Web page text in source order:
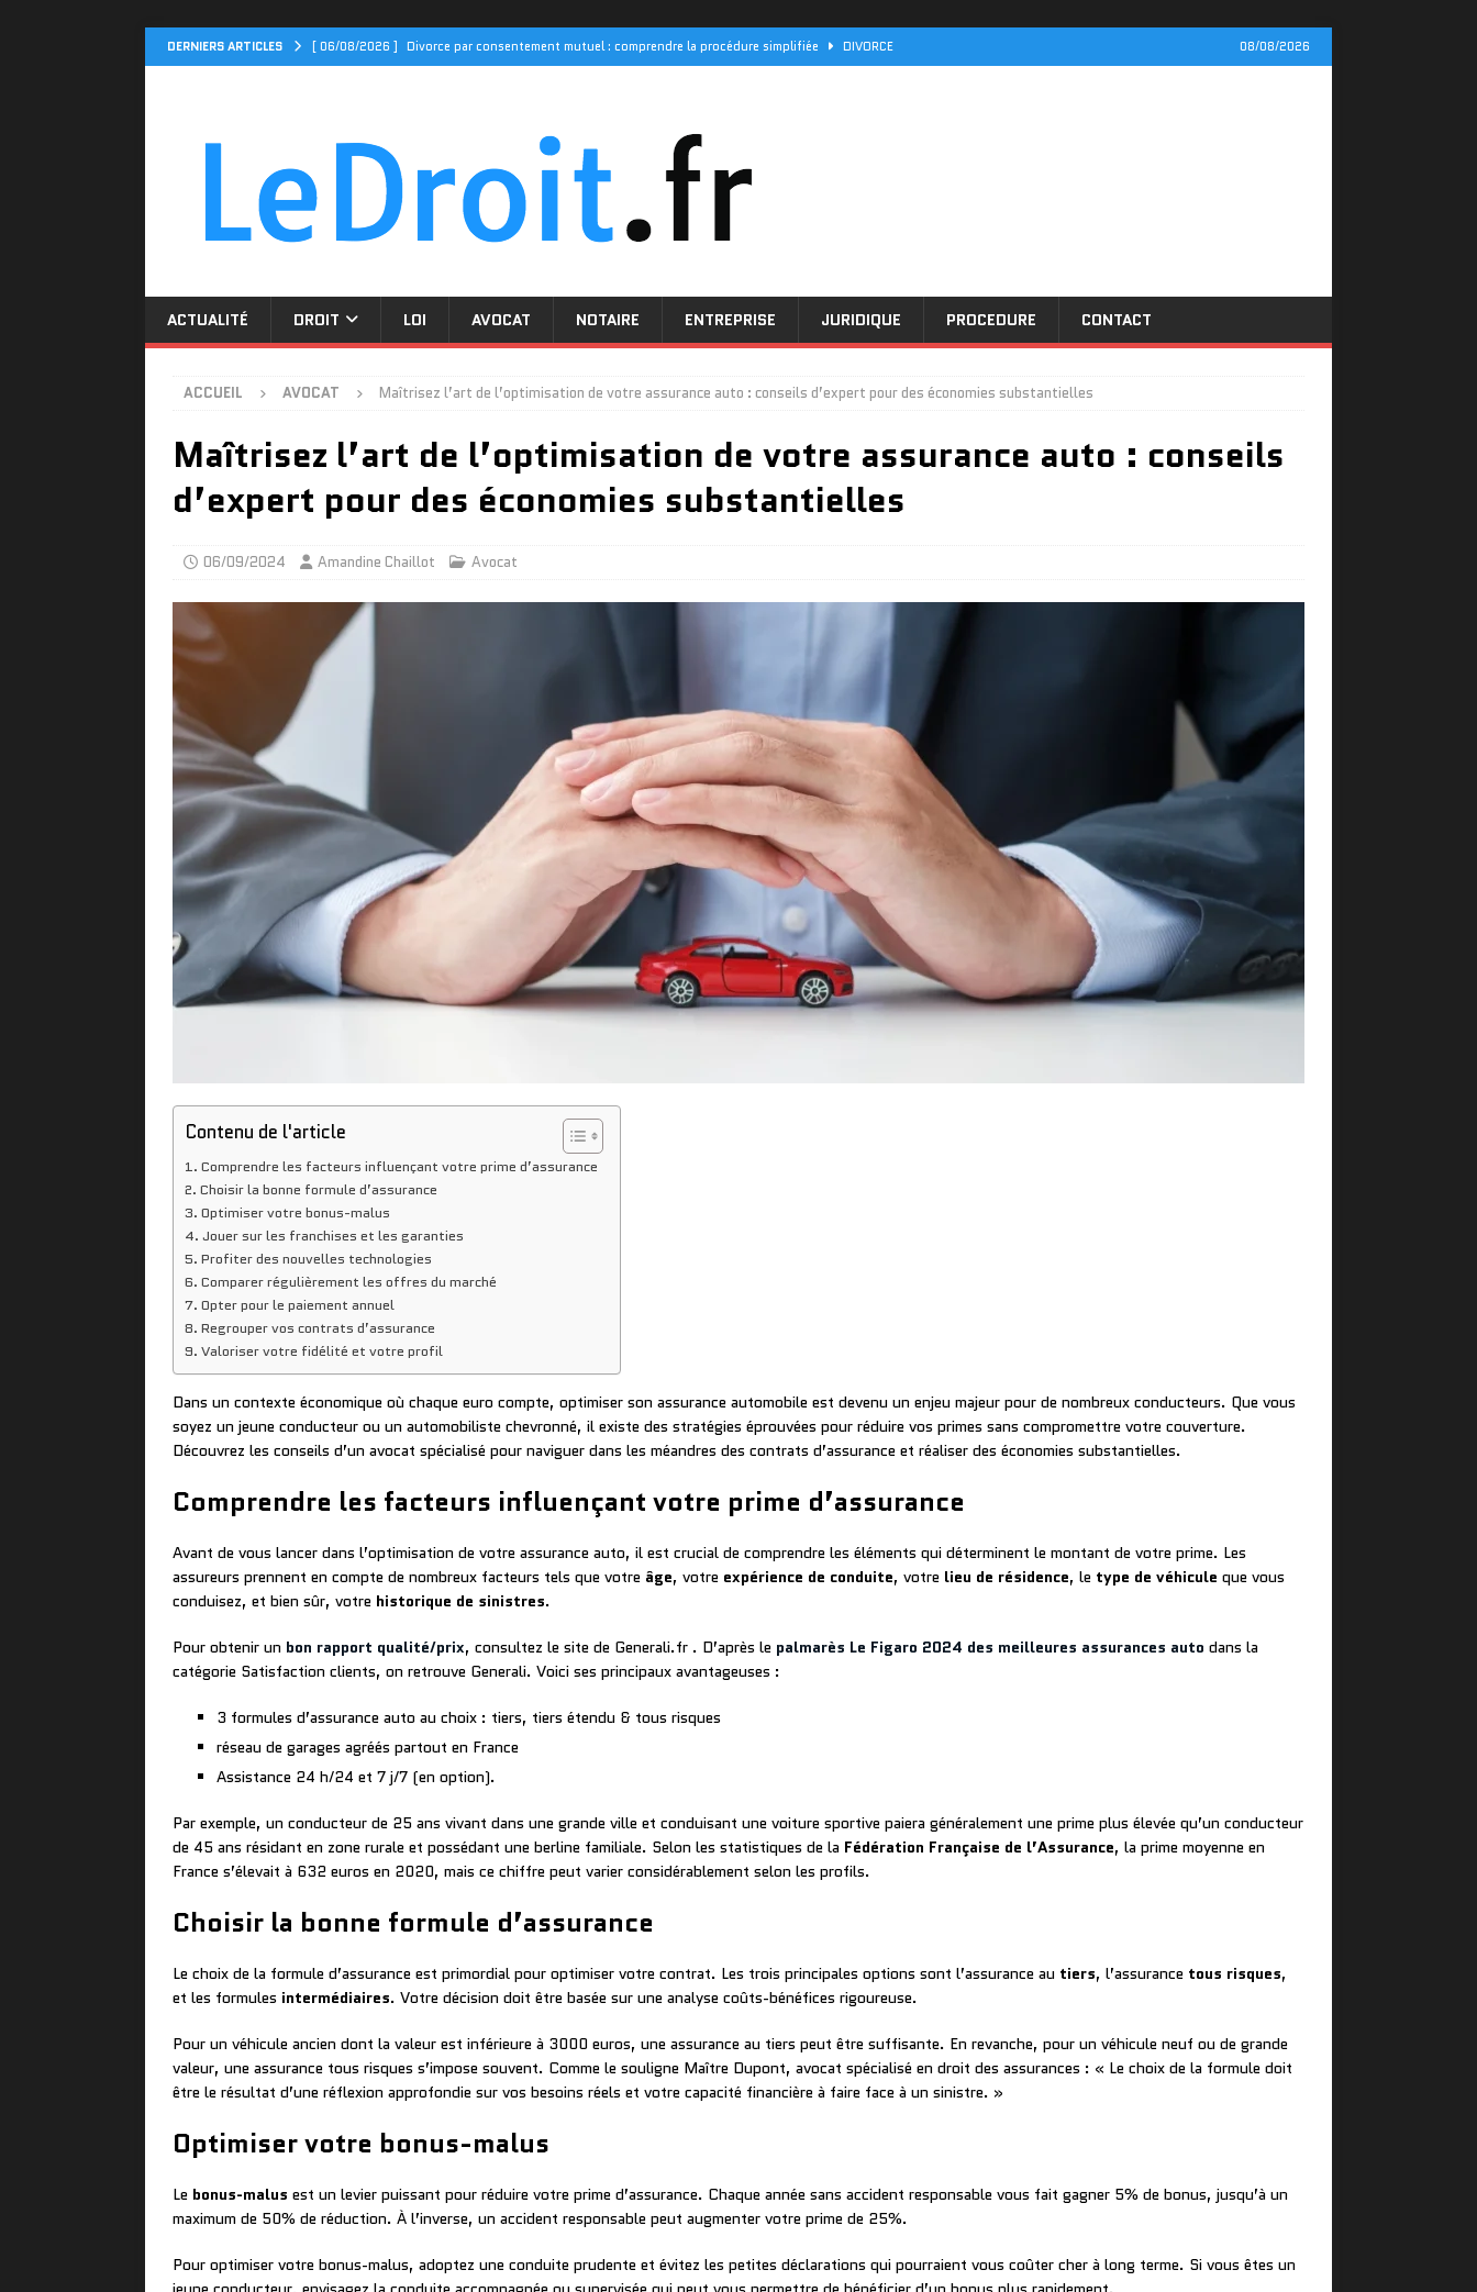
DERNIERS ARTICLES [ 06/08/2026 ] Divorce par consentement mutuel : comprendre la procédure simplifiée DIVORCE
[ 04/08/2026 ] Cidff 94 : Quels sont les délais de réponse pour vos demandes
[ 31/07/2026 ] Le Cidff 94 et ses initiatives pour les droits des femmes
[ 08/08/2026 ] Comment le Cidff 94 aborde les questions de droit pénal
08/08/2026
ACTUALITÉ DROIT LOI AVOCAT NOTAIRE ENTREPRISE JURIDIQUE PROCEDURE CONTACT
ACCUEIL AVOCAT Maîtrisez l’art de l’optimisation de votre assurance auto : conseils d’expert pour des économies substantielles
Maîtrisez l’art de l’optimisation de votre assurance auto : conseils
d’expert pour des économies substantielles
06/09/2024 Amandine Chaillot Avocat
Contenu de l'article
Comprendre les facteurs influençant votre prime d’assurance
Choisir la bonne formule d’assurance
Optimiser votre bonus-malus
Jouer sur les franchises et les garanties
Profiter des nouvelles technologies
Comparer régulièrement les offres du marché
Opter pour le paiement annuel
Regrouper vos contrats d’assurance
Valoriser votre fidélité et votre profil
Dans un contexte économique où chaque euro compte, optimiser son assurance automobile est devenu un enjeu majeur pour de nombreux conducteurs. Que vous
soyez un jeune conducteur ou un automobiliste chevronné, il existe des stratégies éprouvées pour réduire vos primes sans compromettre votre couverture.
Découvrez les conseils d’un avocat spécialisé pour naviguer dans les méandres des contrats d’assurance et réaliser des économies substantielles.
Comprendre les facteurs influençant votre prime d’assurance
Avant de vous lancer dans l’optimisation de votre assurance auto, il est crucial de comprendre les éléments qui déterminent le montant de votre prime. Les
assureurs prennent en compte de nombreux facteurs tels que votre âge, votre expérience de conduite, votre lieu de résidence, le type de véhicule que vous
conduisez, et bien sûr, votre historique de sinistres.
Pour obtenir un bon rapport qualité/prix, consultez le site de Generali.fr . D’après le palmarès Le Figaro 2024 des meilleures assurances auto dans la
catégorie Satisfaction clients, on retrouve Generali. Voici ses principaux avantageuses :
3 formules d’assurance auto au choix : tiers, tiers étendu & tous risques
réseau de garages agréés partout en France
Assistance 24 h/24 et 7 j/7 (en option).
Par exemple, un conducteur de 25 ans vivant dans une grande ville et conduisant une voiture sportive paiera généralement une prime plus élevée qu’un conducteur
de 45 ans résidant en zone rurale et possédant une berline familiale. Selon les statistiques de la Fédération Française de l’Assurance, la prime moyenne en
France s’élevait à 632 euros en 2020, mais ce chiffre peut varier considérablement selon les profils.
Choisir la bonne formule d’assurance
Le choix de la formule d’assurance est primordial pour optimiser votre contrat. Les trois principales options sont l’assurance au tiers, l’assurance tous risques,
et les formules intermédiaires. Votre décision doit être basée sur une analyse coûts-bénéfices rigoureuse.
Pour un véhicule ancien dont la valeur est inférieure à 3000 euros, une assurance au tiers peut être suffisante. En revanche, pour un véhicule neuf ou de grande
valeur, une assurance tous risques s’impose souvent. Comme le souligne Maître Dupont, avocat spécialisé en droit des assurances : « Le choix de la formule doit
être le résultat d’une réflexion approfondie sur vos besoins réels et votre capacité financière à faire face à un sinistre. »
Optimiser votre bonus-malus
Le bonus-malus est un levier puissant pour réduire votre prime d’assurance. Chaque année sans accident responsable vous fait gagner 5% de bonus, jusqu’à un
maximum de 50% de réduction. À l’inverse, un accident responsable peut augmenter votre prime de 25%.
Pour optimiser votre bonus-malus, adoptez une conduite prudente et évitez les petites déclarations qui pourraient vous coûter cher à long terme. Si vous êtes un